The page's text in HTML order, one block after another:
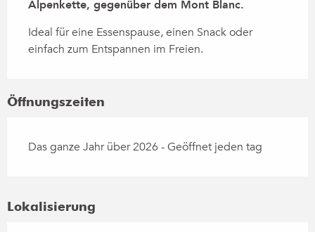
Alpenkette, gegenüber dem Mont Blanc.
Ideal für eine Essenspause, einen Snack oder
einfach zum Entspannen im Freien.
Öffnungszeiten
Das ganze Jahr über 2026 - Geöffnet jeden tag
Lokalisierung